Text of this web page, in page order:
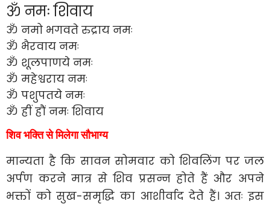
ॐ नमः शिवाय
ॐ नमो भगवते रुद्राय नमः
ॐ भैरवाय नमः
ॐ शूलपाणये नमः
ॐ महेश्वराय नमः
ॐ पशुपतये नमः
ॐ ह्रीं ह्रौं नमः शिवाय
शिव भक्ति से मिलेगा सौभाग्य
मान्यता है कि सावन सोमवार को शिवलिंग पर जल
अर्पण करने मात्र से शिव प्रसन्न होते हैं और अपने
भक्तों को सुख-समृद्धि का आशीर्वाद देते हैं। अतः इस